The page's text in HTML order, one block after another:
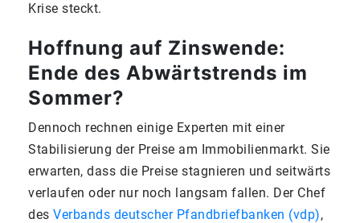
Krise steckt.
Hoffnung auf Zinswende:
Ende des Abwärtstrends im
Sommer?
Dennoch rechnen einige Experten mit einer
Stabilisierung der Preise am Immobilienmarkt. Sie
erwarten, dass die Preise stagnieren und seitwärts
verlaufen oder nur noch langsam fallen. Der Chef
des Verbands deutscher Pfandbriefbanken (vdp),